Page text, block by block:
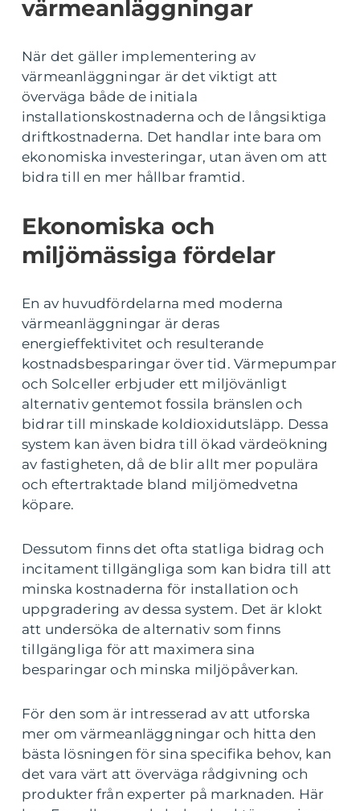
värmeanläggningar
När det gäller implementering av
värmeanläggningar är det viktigt att
överväga både de initiala
installationskostnaderna och de långsiktiga
driftkostnaderna. Det handlar inte bara om
ekonomiska investeringar, utan även om att
bidra till en mer hållbar framtid.
Ekonomiska och
miljömässiga fördelar
En av huvudfördelarna med moderna
värmeanläggningar är deras
energieffektivitet och resulterande
kostnadsbesparingar över tid. Värmepumpar
och Solceller erbjuder ett miljövänligt
alternativ gentemot fossila bränslen och
bidrar till minskade koldioxidutsläpp. Dessa
system kan även bidra till ökad värdeökning
av fastigheten, då de blir allt mer populära
och eftertraktade bland miljömedvetna
köpare.
Dessutom finns det ofta statliga bidrag och
incitament tillgängliga som kan bidra till att
minska kostnaderna för installation och
uppgradering av dessa system. Det är klokt
att undersöka de alternativ som finns
tillgängliga för att maximera sina
besparingar och minska miljöpåverkan.
För den som är intresserad av att utforska
mer om värmeanläggningar och hitta den
bästa lösningen för sina specifika behov, kan
det vara värt att överväga rådgivning och
produkter från experter på marknaden. Här